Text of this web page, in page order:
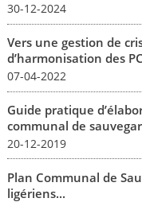
30-12-2024
Vers une gestion de
d’harmonisation des
07-04-2022
Guide pratique
communal de
20-12-2019
Plan Communal de
ligériens...